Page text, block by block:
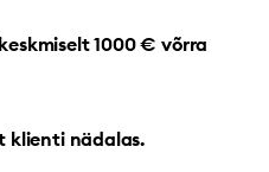
1000 € võrra
klienti nädalas.